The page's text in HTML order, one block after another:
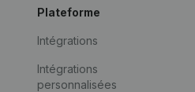
Plateforme
Intégrations
Intégrations
personnalisées